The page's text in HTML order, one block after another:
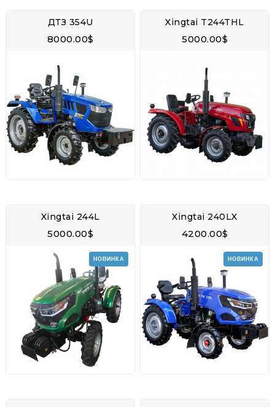
ДТЗ 354U
8000.00$
Xingtai T244THL
5000.00$
Xingtai 244L
5000.00$
НОВИНКА
Xingtai 240LX
4200.00$
НОВИНКА